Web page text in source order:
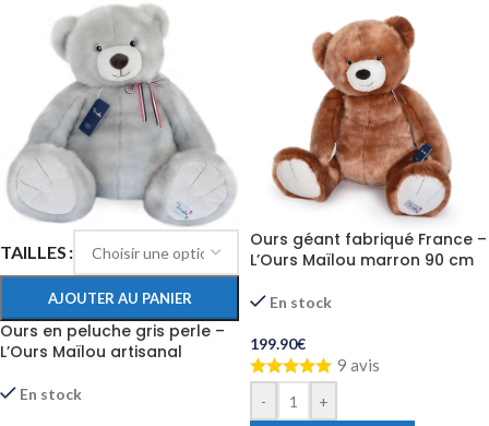
TAILLES
AJOUTER AU PANIER
Ours en peluche gris perle –
L’Ours Maïlou artisanal
En stock
Ours géant fabriqué France –
L’Ours Maïlou marron 90 cm
En stock
199.90€
9 avis
- +